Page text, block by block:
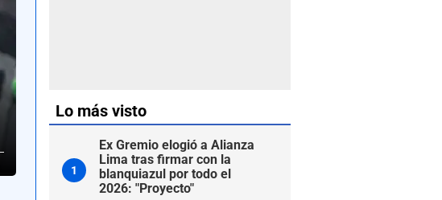
Lo más visto
1
Ex Gremio elogió a Alianza
Lima tras firmar con la
blanquiazul por todo el
2026: "Proyecto"